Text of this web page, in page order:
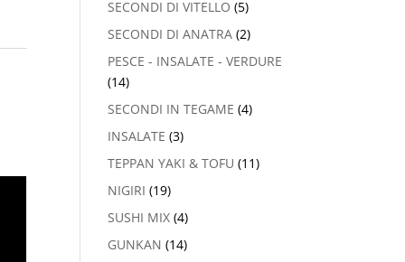
SECONDI DI VITELLO (5)
SECONDI DI ANATRA (2)
PESCE - INSALATE - VERDURE
(14)
SECONDI IN TEGAME (4)
INSALATE (3)
TEPPAN YAKI & TOFU (11)
NIGIRI (19)
SUSHI MIX (4)
GUNKAN (14)